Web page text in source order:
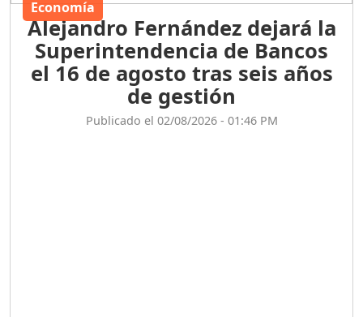
Economía
Alejandro Fernández dejará la
Superintendencia de Bancos
el 16 de agosto tras seis años
de gestión
Publicado el 02/08/2026 - 01:46 PM